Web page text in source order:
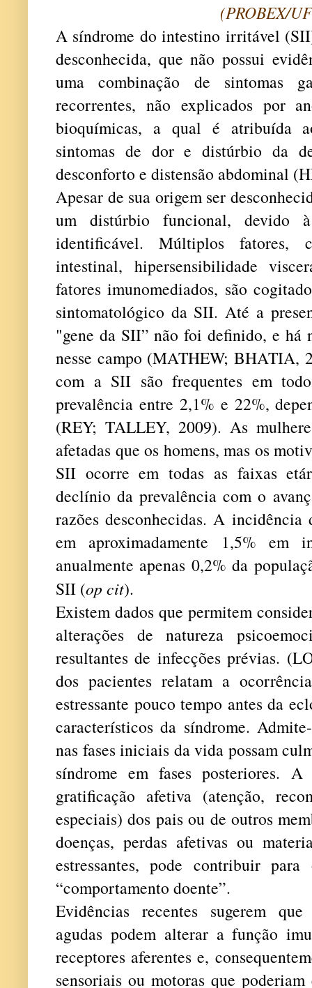
(PROBEX/
A síndrome do intestino irritável
desconhecida, que não possui
uma combinação de sintomas
recorrentes, não explicados por
bioquímicas, a qual é atribuída
sintomas de dor e distúrbio da
desconforto e distensão abdominal
Apesar de sua origem ser
um distúrbio funcional, devido
identificável. Múltiplos fatores,
intestinal, hipersensibilidade
fatores imunomediados, são
sintomatológico da SII. Até a
"gene da SII” não foi definido, e há
nesse campo (MATHEW; BHATIA,
com a SII são frequentes em
prevalência entre 2,1% e 22%,
(REY; TALLEY, 2009). As
afetadas que os homens, mas os
SII ocorre em todas as faixas
declínio da prevalência com o
razões desconhecidas. A
em aproximadamente 1,5% em
anualmente apenas 0,2% da
SII (op cit).
Existem dados que permitem
alterações de natureza
resultantes de infecções prévias.
dos pacientes relatam a
estressante pouco tempo antes da
característicos da síndrome.
nas fases iniciais da vida possam
síndrome em fases posteriores.
gratificação afetiva (atenção,
especiais) dos pais ou de outros
doenças, perdas afetivas ou
estressantes, pode contribuir
“comportamento doente”.
Evidências recentes sugerem
agudas podem alterar a função
receptores aferentes e,
sensoriais ou motoras que